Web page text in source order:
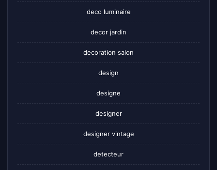
deco luminaire
decor jardin
decoration salon
design
designe
designer
designer vintage
detecteur